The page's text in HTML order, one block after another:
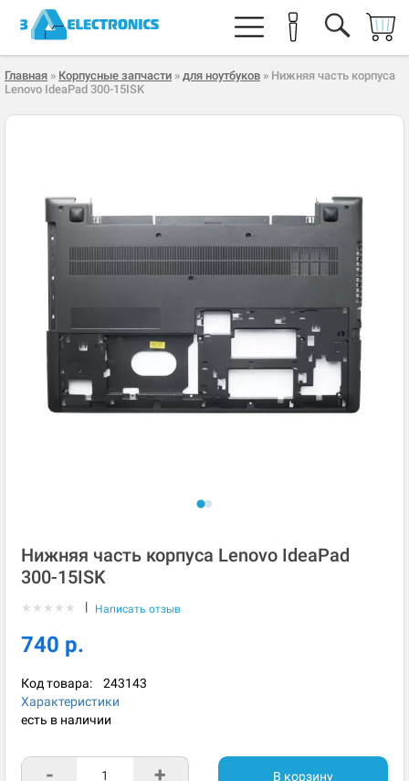
Главная » Корпусные запчасти » для ноутбуков » Нижняя часть корпуса
Lenovo IdeaPad 300-15ISK
Нижняя часть корпуса Lenovo IdeaPad
300-15ISK
★ ★ ★ ★ ★ | Написать отзыв
740 р.
Код товара: 243143
Характеристики
есть в наличии
- + В корзину